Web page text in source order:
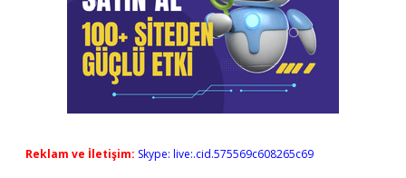
Reklam ve İletişim: Skype: live:.cid.575569c608265c69